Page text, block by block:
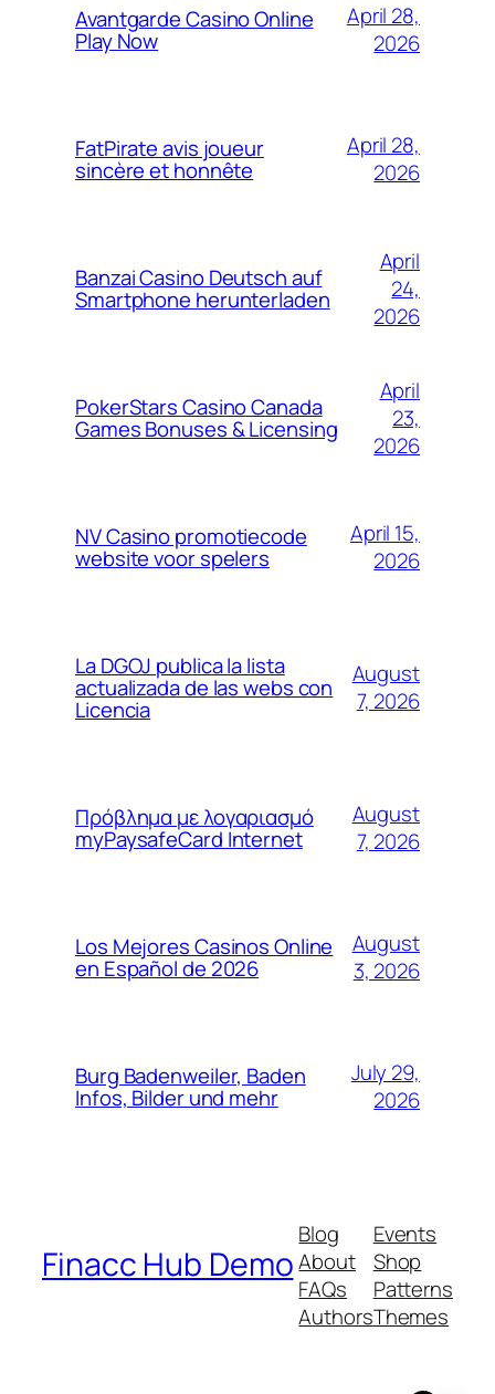
Avantgarde Casino Online
Play Now
April 28,
2026
FatPirate avis joueur
sincère et honnête
April 28,
2026
Banzai Casino Deutsch auf
Smartphone herunterladen
April
24,
2026
PokerStars Casino Canada
Games Bonuses & Licensing
April
23,
2026
NV Casino promotiecode
website voor spelers
April 15,
2026
La DGOJ publica la lista
actualizada de las webs con
Licencia
August
7, 2026
Πρόβλημα με λογαριασμό
myPaysafeCard Internet
August
7, 2026
Los Mejores Casinos Online
en Español de 2026
August
3, 2026
Burg Badenweiler, Baden
Infos, Bilder und mehr
July 29,
2026
Finacc Hub Demo
Blog
About
FAQs
Authors
Events
Shop
Patterns
Themes